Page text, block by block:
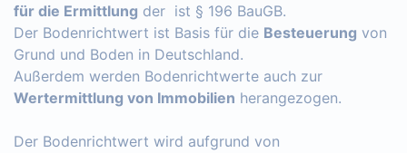
für die Ermittlung der ist § 196 BauGB.
Der Bodenrichtwert ist Basis für die Besteuerung von
Grund und Boden in Deutschland.
Außerdem werden Bodenrichtwerte auch zur
Wertermittlung von Immobilien herangezogen.
Der Bodenrichtwert wird aufgrund von